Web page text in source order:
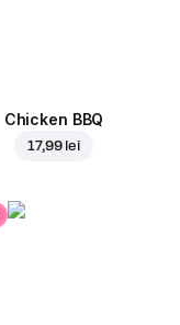
Chicken BBQ
17,99 lei